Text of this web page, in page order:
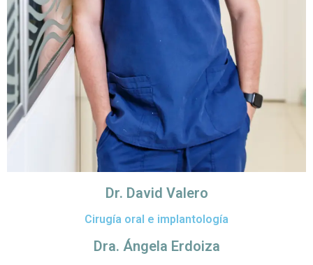
Dr. David Valero
Cirugía oral e implantología
Dra. Ángela Erdoiza